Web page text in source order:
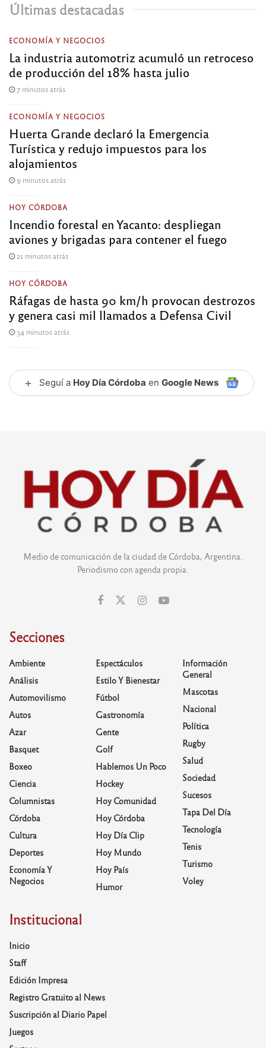
Últimas destacadas
ECONOMÍA Y NEGOCIOS
La industria automotriz acumuló un retroceso
de producción del 18% hasta julio
7 minutos atrás
ECONOMÍA Y NEGOCIOS
Huerta Grande declaró la Emergencia
Turística y redujo impuestos para los
alojamientos
9 minutos atrás
HOY CÓRDOBA
Incendio forestal en Yacanto: despliegan
aviones y brigadas para contener el fuego
21 minutos atrás
HOY CÓRDOBA
Ráfagas de hasta 90 km/h provocan destrozos
y genera casi mil llamados a Defensa Civil
34 minutos atrás
+ Seguí a Hoy Día Córdoba en Google News
Medio de comunicación de la ciudad de Córdoba, Argentina.
Periodismo con agenda propia.
Secciones
Ambiente
Análisis
Automovilismo
Autos
Azar
Basquet
Boxeo
Ciencia
Columnistas
Córdoba
Cultura
Deportes
Economía Y
Negocios
Espectáculos
Estilo Y Bienestar
Fútbol
Gastronomía
Gente
Golf
Hablemos Un Poco
Hockey
Hoy Comunidad
Hoy Córdoba
Hoy Día Clip
Hoy Mundo
Hoy País
Humor
Información
General
Mascotas
Nacional
Política
Rugby
Salud
Sociedad
Sucesos
Tapa Del Día
Tecnología
Tenis
Turismo
Voley
Institucional
Inicio
Staff
Edición Impresa
Registro Gratuito al News
Suscripción al Diario Papel
Juegos